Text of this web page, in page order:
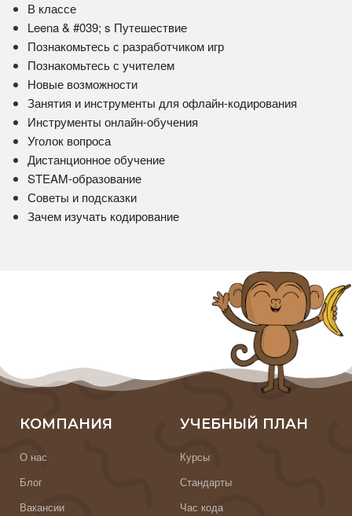
В классе
Leena & #039; s Путешествие
Познакомьтесь с разработчиком игр
Познакомьтесь с учителем
Новые возможности
Занятия и инструменты для офлайн-кодирования
Инструменты онлайн-обучения
Уголок вопроса
Дистанционное обучение
STEAM-образование
Советы и подсказки
Зачем изучать кодирование
КОМПАНИЯ
О нас
Блог
Вакансии
УЧЕБНЫЙ ПЛАН
Курсы
Стандарты
Час кода